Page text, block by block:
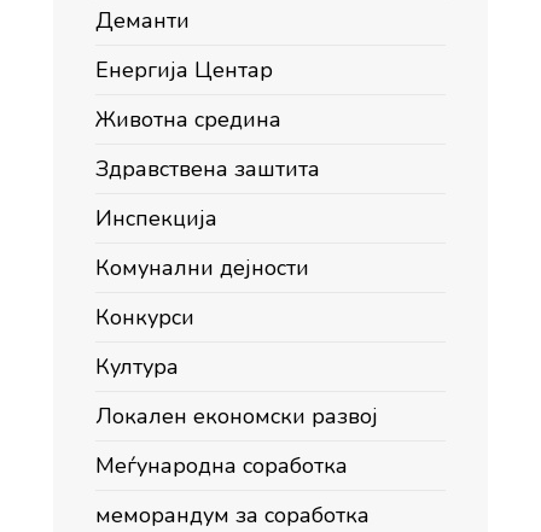
Деманти
Енергија Центар
Животна средина
Здравствена заштита
Инспекција
Комунални дејности
Конкурси
Култура
Локален економски развој
Меѓународна соработка
меморандум за соработка